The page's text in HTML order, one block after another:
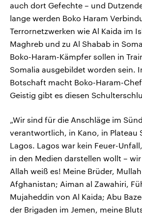
auch dort Gefechte – und
lange werden Boko Haram
Terrornetzwerken wie Al Kaida im
Maghreb und zu Al Shabab in
Boko-Haram-Kämpfer sollen in
Somalia ausgebildet worden sein.
Botschaft macht Boko-Haram-
Geistig gibt es diesen
„Wir sind für die Anschläge im
verantwortlich, in Kano, in Plateau
Lagos. Lagos war kein Feuer-
in den Medien darstellen wollt –
Allah weiß es! Meine Brüder,
Afghanistan; Aiman al Zawahiri,
Mujaheddin von Al Kaida; Abu
der Brigaden im Jemen, meine